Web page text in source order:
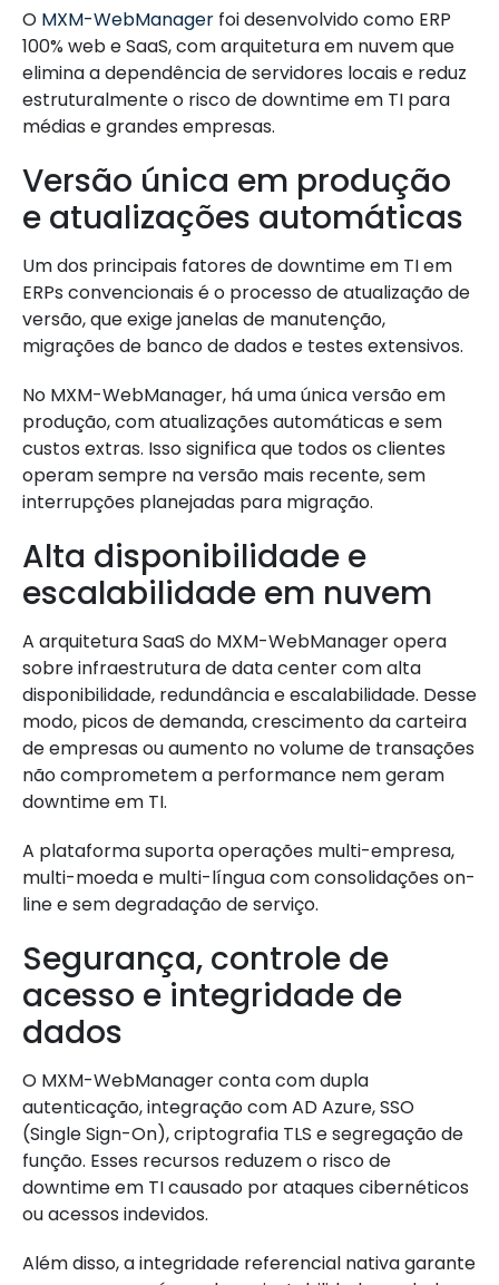
O MXM-WebManager foi desenvolvido como ERP
100% web e SaaS, com arquitetura em nuvem que
elimina a dependência de servidores locais e reduz
estruturalmente o risco de downtime em TI para
médias e grandes empresas.
Versão única em produção
e atualizações automáticas
Um dos principais fatores de downtime em TI em
ERPs convencionais é o processo de atualização de
versão, que exige janelas de manutenção,
migrações de banco de dados e testes extensivos.
No MXM-WebManager, há uma única versão em
produção, com atualizações automáticas e sem
custos extras. Isso significa que todos os clientes
operam sempre na versão mais recente, sem
interrupções planejadas para migração.
Alta disponibilidade e
escalabilidade em nuvem
A arquitetura SaaS do MXM-WebManager opera
sobre infraestrutura de data center com alta
disponibilidade, redundância e escalabilidade. Desse
modo, picos de demanda, crescimento da carteira
de empresas ou aumento no volume de transações
não comprometem a performance nem geram
downtime em TI.
A plataforma suporta operações multi-empresa,
multi-moeda e multi-língua com consolidações on-
line e sem degradação de serviço.
Segurança, controle de
acesso e integridade de
dados
O MXM-WebManager conta com dupla
autenticação, integração com AD Azure, SSO
(Single Sign-On), criptografia TLS e segregação de
função. Esses recursos reduzem o risco de
downtime em TI causado por ataques cibernéticos
ou acessos indevidos.
Além disso, a integridade referencial nativa garante